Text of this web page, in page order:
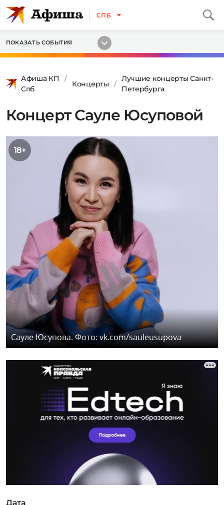
СПБ
ПОКАЗАТЬ СОБЫТИЯ
Афиша КП
Спб
Концерты
Лучшие концерты Санкт-
Петербурга
Концерт Сауле Юсуповой
18+
Сауле Юсупова. Фото: vk.com/sauleusupova
Дата